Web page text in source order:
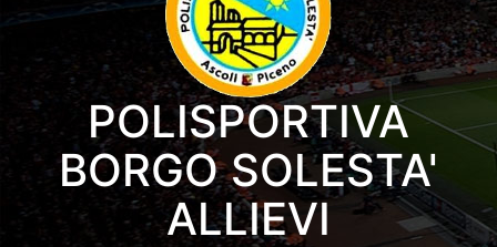
POLISPORTIVA
BORGO SOLESTA'
ALLIEVI